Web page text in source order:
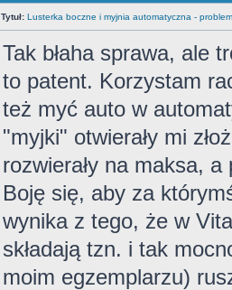
Tytuł: Lusterka boczne i myjnia automatyczna -
Tak błaha sprawa, ale
to patent. Korzystam
też myć auto w
"myjki" otwierały mi
rozwierały na maksa, a
Boję się, aby za
wynika z tego, że w
składają tzn. i tak
moim egzemplarzu)